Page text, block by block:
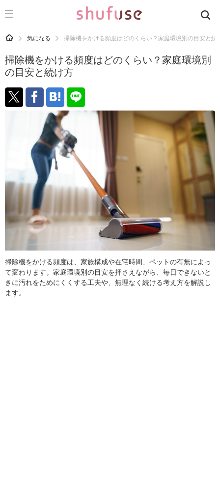
CATEGORY 記事カテゴリ
運気
洗濯
生活の知恵
マナー
趣味
食材辞典
おすすめ
HOME 気になる 掃除機をかける頻度はどのくらい？家庭環境別の目安と続
掃除機をかける頻度はどのくらい？家庭環境別
の目安と続け方
掃除機をかける頻度は、家族構成や在宅時間、ペットの有無によっ
て変わります。家庭環境別の目安を押さえながら、毎日できないと
きに汚れをためにくくする工夫や、無理なく続ける考え方を解説し
ます。